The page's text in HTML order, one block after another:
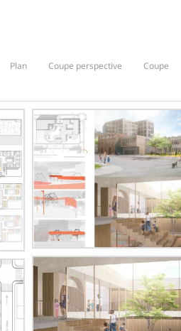
Plan Coupe perspective
Coupe